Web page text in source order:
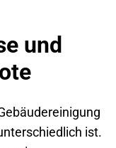
und
ist.